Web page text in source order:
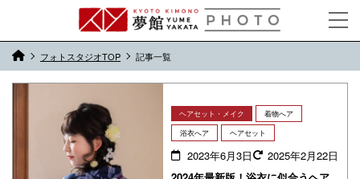
フォトスタジオTOP 記事一覧
ヘアセット・メイク
着物へア
浴衣へア
ヘアセット
2023年6月3日
2025年2月22日